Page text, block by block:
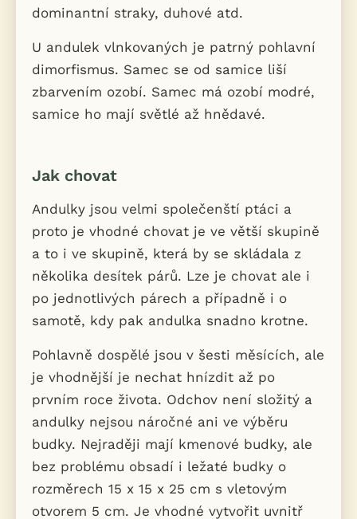
dominantní straky, duhové atd.
U andulek vlnkovaných je patrný pohlavní
dimorfismus. Samec se od samice liší
zbarvením ozobí. Samec má ozobí modré,
samice ho mají světlé až hnědavé.
Jak chovat
Andulky jsou velmi společenští ptáci a
proto je vhodné chovat je ve větší skupině
a to i ve skupině, která by se skládala z
několika desítek párů. Lze je chovat ale i
po jednotlivých párech a případně i o
samotě, kdy pak andulka snadno krotne.
Pohlavně dospělé jsou v šesti měsících, ale
je vhodnější je nechat hnízdit až po
prvním roce života. Odchov není složitý a
andulky nejsou náročné ani ve výběru
budky. Nejraději mají kmenové budky, ale
bez problému obsadí i ležaté budky o
rozměrech 15 x 15 x 25 cm s vletovým
otvorem 5 cm. Je vhodné vytvořit uvnitř